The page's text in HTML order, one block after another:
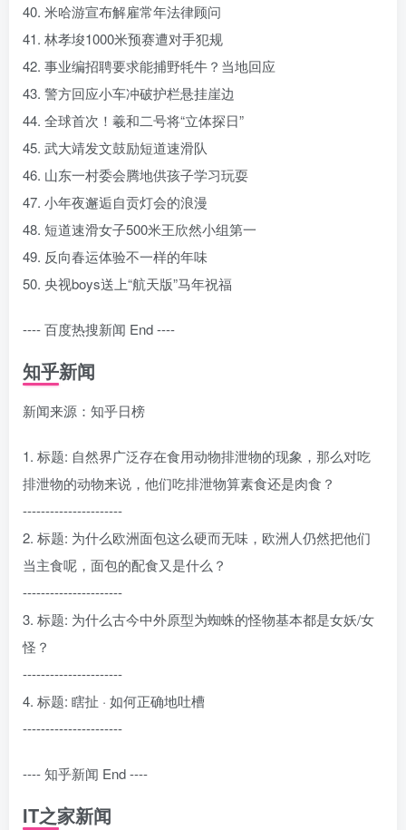
40. 米哈游宣布解雇常年法律顾问
41. 林孝埈1000米预赛遭对手犯规
42. 事业编招聘要求能捕野牦牛？当地回应
43. 警方回应小车冲破护栏悬挂崖边
44. 全球首次！羲和二号将“立体探日”
45. 武大靖发文鼓励短道速滑队
46. 山东一村委会腾地供孩子学习玩耍
47. 小年夜邂逅自贡灯会的浪漫
48. 短道速滑女子500米王欣然小组第一
49. 反向春运体验不一样的年味
50. 央视boys送上“航天版”马年祝福
---- 百度热搜新闻 End ----
知乎新闻
新闻来源：知乎日榜
1. 标题: 自然界广泛存在食用动物排泄物的现象，那么对吃
排泄物的动物来说，他们吃排泄物算素食还是肉食？
----------------------
2. 标题: 为什么欧洲面包这么硬而无味，欧洲人仍然把他们
当主食呢，面包的配食又是什么？
----------------------
3. 标题: 为什么古今中外原型为蜘蛛的怪物基本都是女妖/女
怪？
----------------------
4. 标题: 瞎扯 · 如何正确地吐槽
----------------------
---- 知乎新闻 End ----
IT之家新闻